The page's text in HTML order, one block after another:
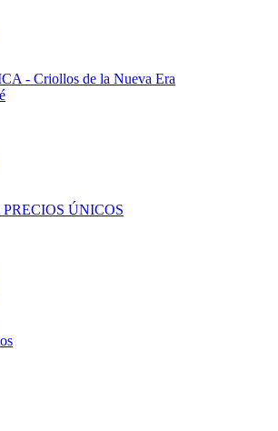
- Criollos de la Nueva Era
ÚNICOS